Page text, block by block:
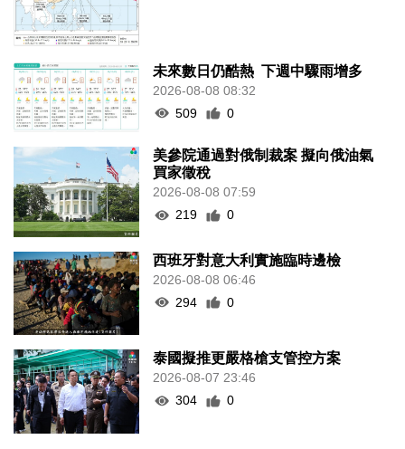
未來數日仍酷熱 下週中驟雨增多
2026-08-08 08:32
509
0
美參院通過對俄制裁案 擬向俄油氣
買家徵稅
2026-08-08 07:59
219
0
西班牙對意大利實施臨時邊檢
2026-08-08 06:46
294
0
泰國擬推更嚴格槍支管控方案
2026-08-07 23:46
304
0